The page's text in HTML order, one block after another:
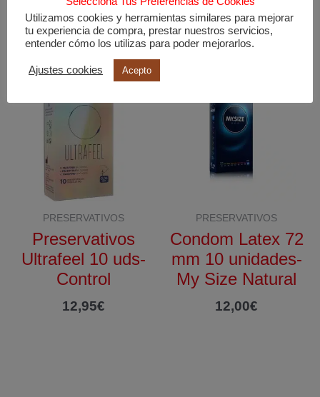
9,95€
12,95€
PRESERVATIVOS
Preservativos
Ultrafeel 10 uds-
Control
12,95€
PRESERVATIVOS
Condom Latex 72
mm 10 unidades-
My Size Natural
12,00€
Utilizamos cookies y herramientas similares para mejorar
tu experiencia de compra, prestar nuestros servicios,
entender cómo los utilizas para poder mejorarlos.
Ajustes cookies Acepto